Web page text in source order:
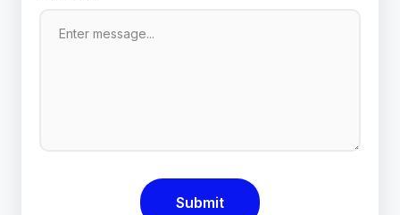
Submit